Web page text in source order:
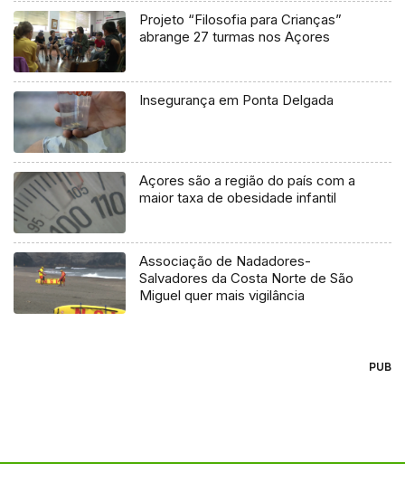
Projeto “Filosofia para Crianças”
abrange 27 turmas nos Açores
Insegurança em Ponta Delgada
Açores são a região do país com a
maior taxa de obesidade infantil
Associação de Nadadores-
Salvadores da Costa Norte de São
Miguel quer mais vigilância
PUB